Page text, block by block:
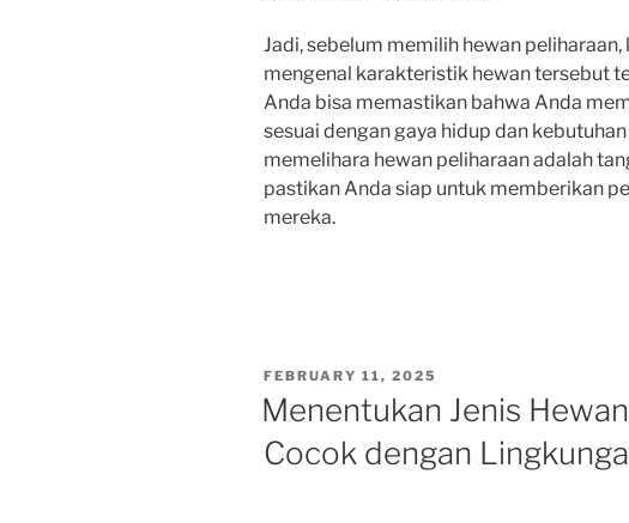
Jadi, sebelum memilih hewan
mengenal karakteristik hewan tersebut
Anda bisa memastikan bahwa Anda
sesuai dengan gaya hidup dan
memelihara hewan peliharaan adalah
pastikan Anda siap untuk memberikan
mereka.
POSTED
FEBRUARY 11, 2025
Menentukan Jenis
Cocok dengan